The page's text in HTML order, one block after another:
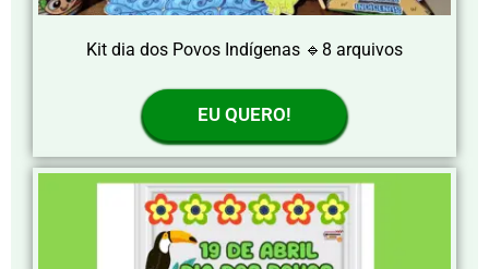
Kit dia dos Povos Indígenas 🔹8 arquivos
EU QUERO!